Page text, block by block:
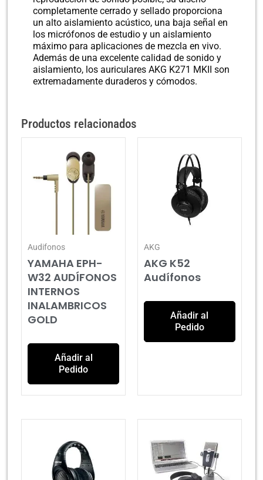
completamente cerrado y sellado proporciona
un alto aislamiento acústico, una baja señal en
los micrófonos de estudio y un aislamiento
máximo para aplicaciones de mezcla en vivo.
Además de una excelente calidad de sonido y
aislamiento, los auriculares AKG K271 MKII son
extremadamente duraderos y cómodos.
Productos relacionados
Audifonos
YAMAHA EPH-
W32 AUDÍFONOS
INTERNOS
INALAMBRICOS
GOLD
Añadir al
Pedido
AKG
AKG K52
Audífonos
Añadir al
Pedido